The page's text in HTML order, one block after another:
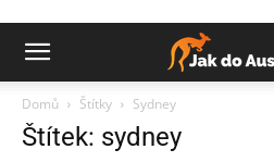
Domů Štítky Sydney
Štítek: sydney